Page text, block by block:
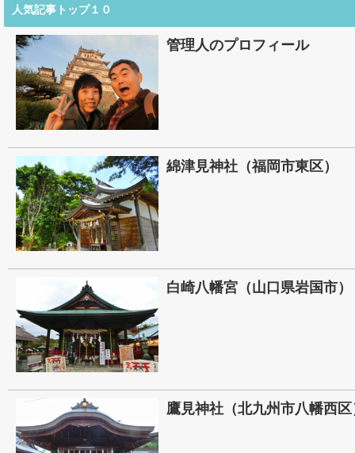
人気記事トップ１０
管理人のプロフィール
綿津見神社（福岡市東区）
白崎八幡宮（山口県岩国市）
鷹見神社（北九州市八幡西区